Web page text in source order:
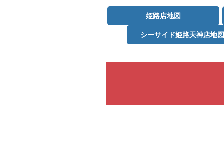
姫路店地図
シーサイド姫路天神店地